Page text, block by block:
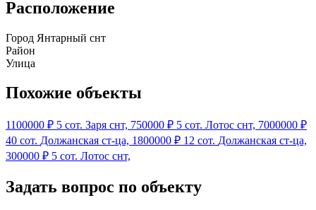
Расположение
Город Янтарный снт
Район
Улица
Похожие объекты
1100000 ₽ 5 сот. Заря снт, 750000 ₽ 5 сот. Лотос снт, 7000000 ₽
40 сот. Должанская ст-ца, 1800000 ₽ 12 сот. Должанская ст-ца,
300000 ₽ 5 сот. Лотос снт,
Задать вопрос по объекту